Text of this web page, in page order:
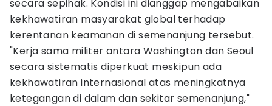
secara sepihak. Kondisi ini dianggap mengabaikan
kekhawatiran masyarakat global terhadap
kerentanan keamanan di semenanjung tersebut.
"Kerja sama militer antara Washington dan Seoul
secara sistematis diperkuat meskipun ada
kekhawatiran internasional atas meningkatnya
ketegangan di dalam dan sekitar semenanjung,"